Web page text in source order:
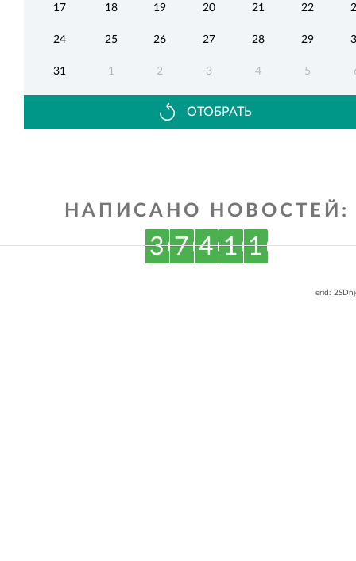
17 18 19 20 21 22
24 25 26 27 28 29
31 1 2 3 4 5
ОТОБРАТЬ
НАПИСАНО НОВОСТЕЙ:
3 7 4 1 1
erid: